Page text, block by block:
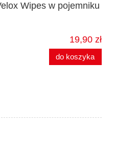
Wipes w pojemniku
19,90 zł
do koszyka